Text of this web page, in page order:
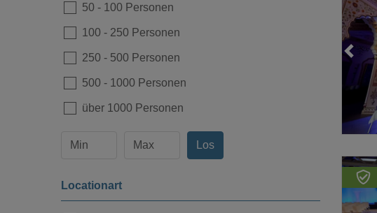
50 - 100 Personen
100 - 250 Personen
250 - 500 Personen
500 - 1000 Personen
über 1000 Personen
Los
Locationart